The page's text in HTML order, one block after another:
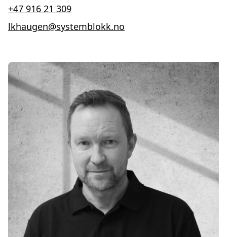
+47 916 21 309
lkhaugen@systemblokk.no